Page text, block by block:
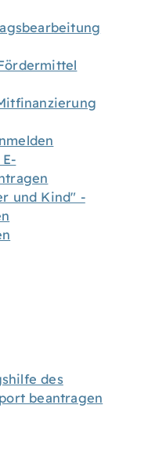
und Kind" -
des
beantragen